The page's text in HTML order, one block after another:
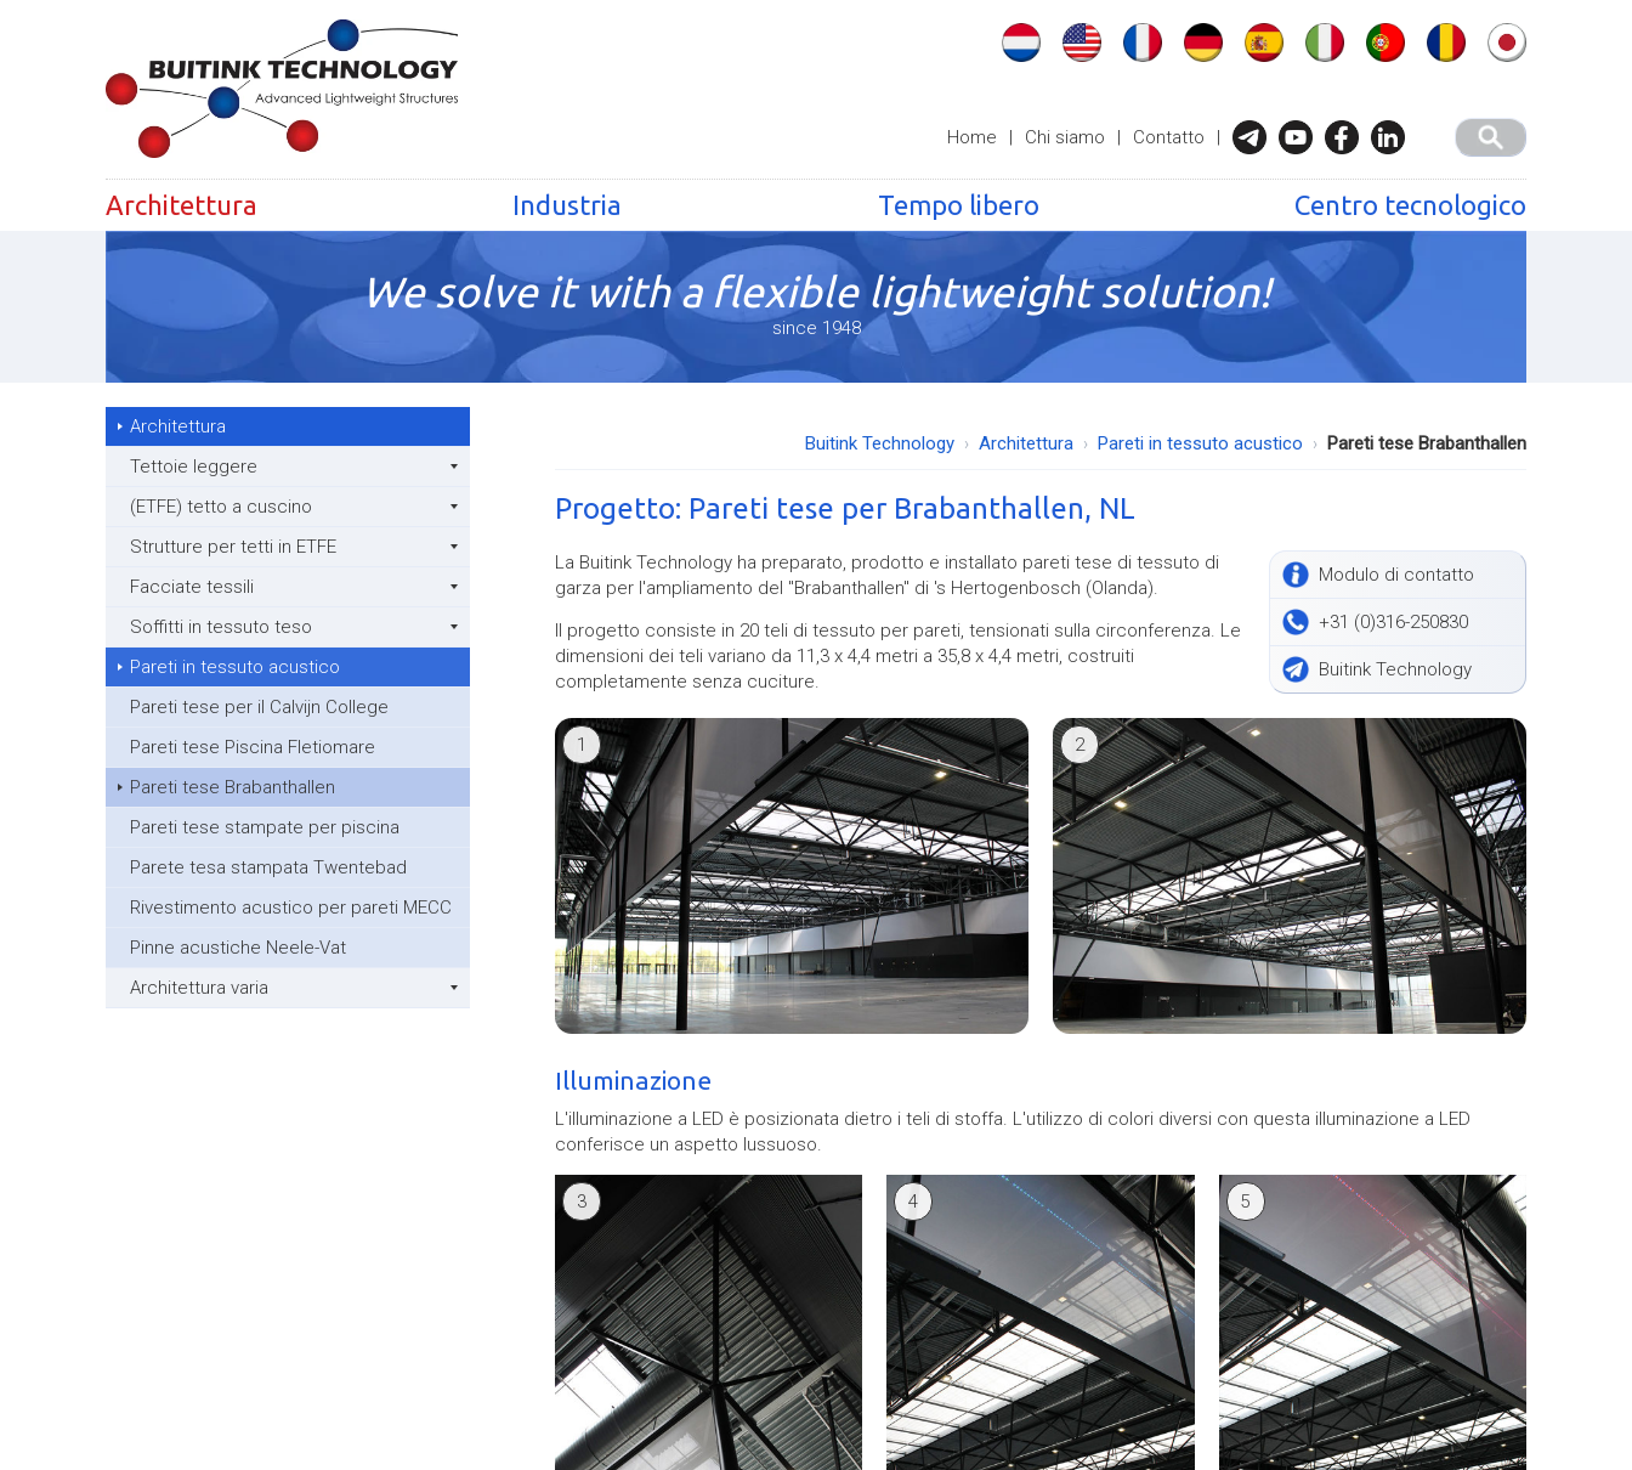
Home | Chi siamo | Contatto |
Architettura Industria Tempo libero Centro tecnologico
We solve it with a flexible lightweight solution!
since 1948
Architettura
Tettoie leggere
(ETFE) tetto a cuscino
Strutture per tetti in ETFE
Facciate tessili
Soffitti in tessuto teso
Pareti in tessuto acustico
Pareti tese per il Calvijn College
Pareti tese Piscina Fletiomare
Pareti tese Brabanthallen
Pareti tese stampate per piscina
Parete tesa stampata Twentebad
Rivestimento acustico per pareti MECC
Pinne acustiche Neele-Vat
Architettura varia
Buitink Technology Architettura Pareti in tessuto acustico Pareti tese Brabanthallen
Progetto: Pareti tese per Brabanthallen, NL
Modulo di contatto
+31 (0)316-250830
Buitink Technology
La Buitink Technology ha preparato, prodotto e installato pareti tese di tessuto di
garza per l'ampliamento del "Brabanthallen" di 's Hertogenbosch (Olanda).
Il progetto consiste in 20 teli di tessuto per pareti, tensionati sulla circonferenza. Le
dimensioni dei teli variano da 11,3 x 4,4 metri a 35,8 x 4,4 metri, costruiti
completamente senza cuciture.
1 2
Illuminazione
L'illuminazione a LED è posizionata dietro i teli di stoffa. L'utilizzo di colori diversi con questa illuminazione a LED
conferisce un aspetto lussuoso.
3 4 5